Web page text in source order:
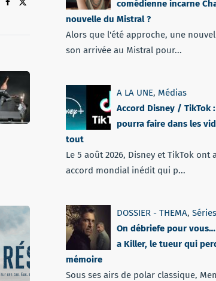
comédienne incarne
nouvelle du Mistral ?
Alors que l'été approche, une
son arrivée au Mistral pour...
A LA UNE, Médias
Accord Disney / TikTok :
pourra faire dans les
tout
Le 5 août 2026, Disney et TikTok ont
accord mondial inédit qui p...
DOSSIER - THEMA,
On débriefe pour
a Killer, le tueur qui
mémoire
Sous ses airs de polar classique,